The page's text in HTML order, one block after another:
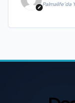
Palmalife’da